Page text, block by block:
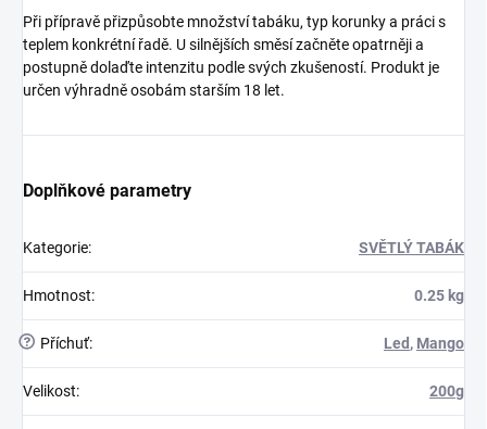
Při přípravě přizpůsobte množství tabáku, typ korunky a práci s
teplem konkrétní řadě. U silnějších směsí začněte opatrněji a
postupně dolaďte intenzitu podle svých zkušeností. Produkt je
určen výhradně osobám starším 18 let.
Doplňkové parametry
Kategorie: SVĚTLÝ TABÁK
Hmotnost: 0.25 kg
? Příchuť: Led, Mango
Velikost: 200g